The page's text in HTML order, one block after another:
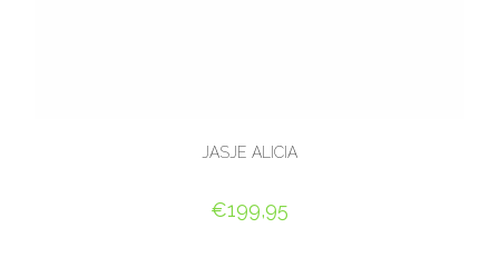
JASJE ALICIA
€199,95